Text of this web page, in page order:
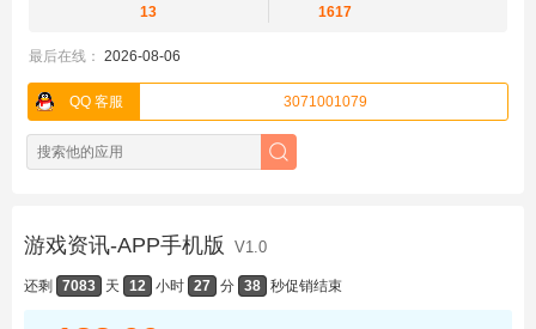
13
1617
最后在线： 2026-08-06
QQ 客服 3071001079
游戏资讯-APP手机版 V1.0
还剩 7083 天 12 小时 27 分 38 秒促销结束